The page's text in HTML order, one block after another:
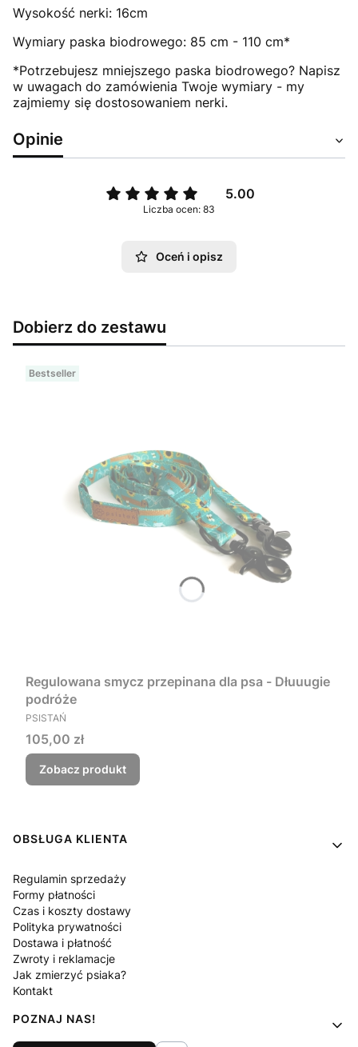
Wysokość nerki: 16cm
Wymiary paska biodrowego: 85 cm - 110 cm*
*Potrzebujesz mniejszego paska biodrowego? Napisz
w uwagach do zamówienia Twoje wymiary - my
zajmiemy się dostosowaniem nerki.
Opinie
5.00
Liczba ocen: 83
Oceń i opisz
Dobierz do zestawu
Bestseller
Regulowana smycz przepinana dla psa - Dłuuugie
podróże
PRODUCENT
PSISTAŃ
Cena
105,00 zł
Zobacz produkt
Linki w stopce
OBSŁUGA KLIENTA
Regulamin sprzedaży
Formy płatności
Czas i koszty dostawy
Polityka prywatności
Dostawa i płatność
Zwroty i reklamacje
Jak zmierzyć psiaka?
Kontakt
POZNAJ NAS!